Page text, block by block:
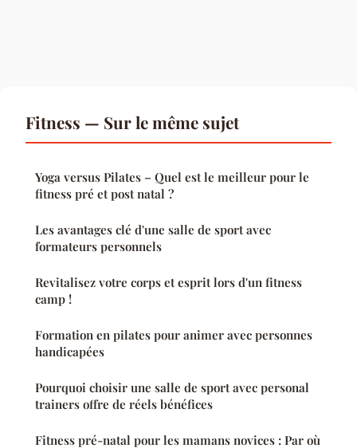
Fitness — Sur le même sujet
Yoga versus Pilates – Quel est le meilleur pour le
fitness pré et post natal ?
Les avantages clé d'une salle de sport avec
formateurs personnels
Revitalisez votre corps et esprit lors d'un fitness
camp !
Formation en pilates pour animer avec personnes
handicapées
Pourquoi choisir une salle de sport avec personal
trainers offre de réels bénéfices
Fitness pré-natal pour les mamans novices : Par où